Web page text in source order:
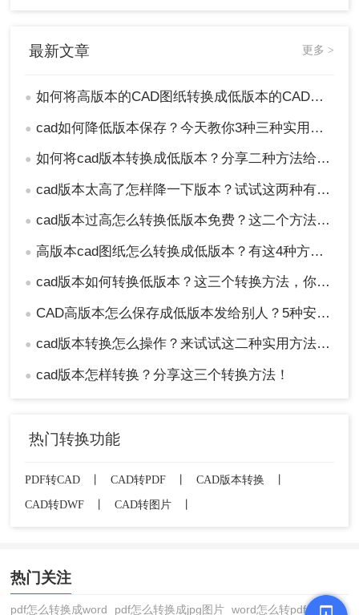
最新文章 更多 >
● 如何将高版本的CAD图纸转换成低版本的CAD图纸？3种实用方法对比！
● cad如何降低版本保存？今天教你3种三种实用方法对比！
● 如何将cad版本转换成低版本？分享二种方法给你！3秒实现~！
● cad版本太高了怎样降一下版本？试试这两种有效的方法！
● cad版本过高怎么转换低版本免费？这二个方法了解一下！
● 高版本cad图纸怎么转换成低版本？有这4种方法可以快速转换！
● cad版本如何转换低版本？这三个转换方法，你一定要学会！
● CAD高版本怎么保存成低版本发给别人？5种安全有效方法实测！
● cad版本转换怎么操作？来试试这二种实用方法吧！
● cad版本怎样转换？分享这三个转换方法！
热门转换功能
PDF转CAD CAD转PDF CAD版本转换
CAD转DWF
CAD转图片
热门关注
pdf怎么转换成word pdf怎么转换成jpg图片 word怎么转pdf